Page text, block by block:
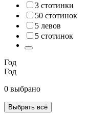
3 стотинки
50 стотинок
5 левов
5 стотинок
Год
Год
0 выбрано
Выбрать всё